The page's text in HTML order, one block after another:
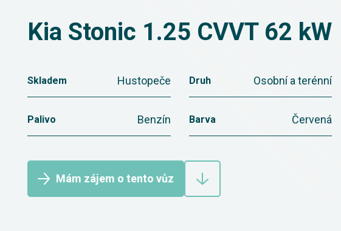
Kia Stonic 1.25 CVVT 62 kW
Skladem Hustopeče Druh Osobní a terénní
Palivo Benzín Barva Červená
Mám zájem o tento vůz